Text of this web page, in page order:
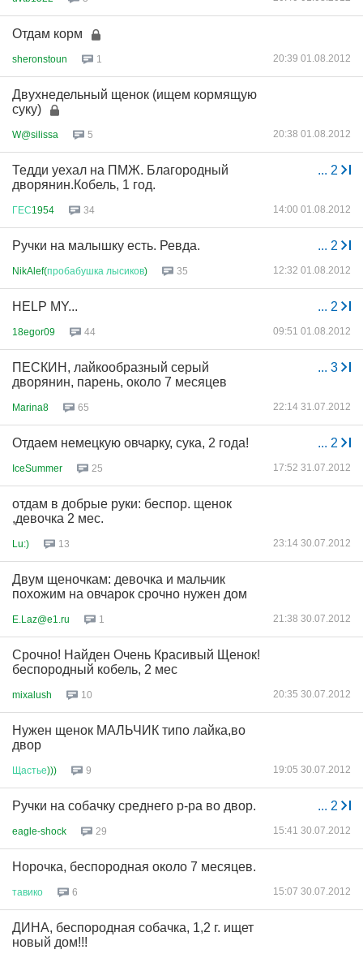
Отдам корм
sheronstoun 1 20:39 01.08.2012
Двухнедельный щенок (ищем кормящую
суку)
W@silissa 5 20:38 01.08.2012
... 2
Тедди уехал на ПМЖ. Благородный
дворянин.Кобель, 1 год.
ГЕС1954 34 14:00 01.08.2012
... 2
Ручки на малышку есть. Ревда.
NikAlef(пробабушка лысиков) 35 12:32 01.08.2012
... 2
HELP MY...
18egor09 44 09:51 01.08.2012
... 3
ПЕСКИН, лайкообразный серый
дворянин, парень, около 7 месяцев
Marina8 65 22:14 31.07.2012
... 2
Отдаем немецкую овчарку, сука, 2 года!
IceSummer 25 17:52 31.07.2012
отдам в добрые руки: беспор. щенок
,девочка 2 мес.
Lu:) 13 23:14 30.07.2012
Двум щеночкам: девочка и мальчик
похожим на овчарок срочно нужен дом
E.Laz@e1.ru 1 21:38 30.07.2012
Срочно! Найден Очень Красивый Щенок!
беспородный кобель, 2 мес
mixalush 10 20:35 30.07.2012
Нужен щенок МАЛЬЧИК типо лайка,во
двор
Щастье))) 9 19:05 30.07.2012
... 2
Ручки на собачку среднего р-ра во двор.
eagle-shock 29 15:41 30.07.2012
Норочка, беспородная около 7 месяцев.
тавико 6 15:07 30.07.2012
ДИНА, беспородная собачка, 1,2 г. ищет
новый дом!!!